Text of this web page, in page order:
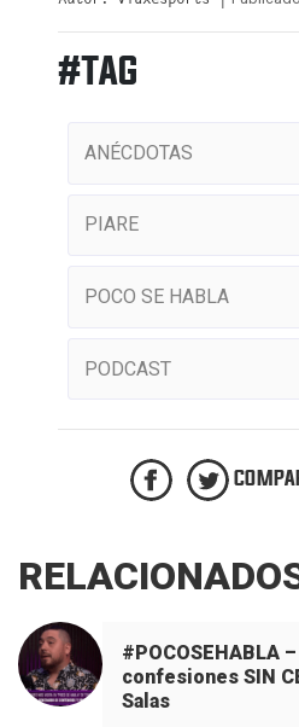
#TAG
ANÉCDOTAS
PIARE
POCO SE HABLA
PODCAST
#POCOSEHABLA
confesiones SIN
Salas